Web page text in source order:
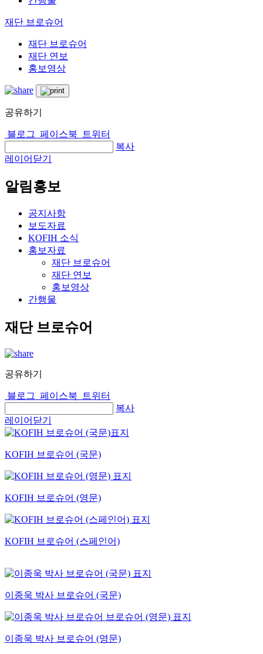
재단 브로슈어
재단 브로슈어
재단 연보
홍보영상
공유하기
블로그 페이스북
트위터
복사
레이어닫기
알림홍보
공지사항
보도자료
KOFIH 소식
홍보자료
재단 브로슈어
재단 연보
홍보영상
간행물
재단 브로슈어
공유하기
블로그 페이스북
트위터
복사
레이어닫기
KOFIH 브로슈어 (국문)
KOFIH 브로슈어 (영문)
KOFIH 브로슈어 (스페인어)
이종욱 박사 브로슈어 (국문)
이종욱 박사 브로슈어 (영문)